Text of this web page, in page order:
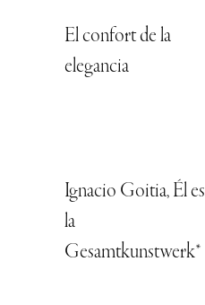
El confort de la
elegancia
Ignacio Goitia, Él es
la
Gesamtkunstwerk*